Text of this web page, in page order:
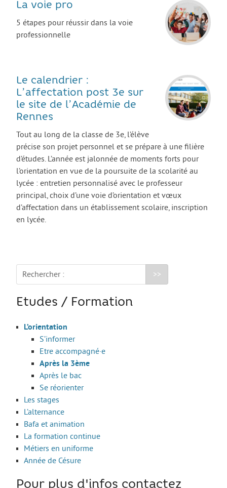
Qui peut m’accompagner ?
Les offres
Les stages
L’alternance
Bafa et animation
La formation continue
Métiers en uniforme
Année de Césure
INTERNATIONAL
Préparer son départ
Volontariat
Bénévolat
Séjours linguistiques / interculturels
Move from Brest
Mineur·es
Année de césure
LOGEMENT
Organiser la recherche d’un logement
Chercher un logement
Qui peut m’informer et m’accompagner ?
Les aides au logement
Annonces logement
La voie pro
5 étapes pour réussir dans la voie
professionnelle
Le calendrier :
L’affectation post 3e sur
le site de l’Académie de
Rennes
Tout au long de la classe de 3e, l’élève
précise son projet personnel et se prépare à une filière
d’études. L’année est jalonnée de moments forts pour
l’orientation en vue de la poursuite de la scolarité au
lycée : entretien personnalisé avec le professeur
principal, choix d’une voie d’orientation et vœux
d’affectation dans un établissement scolaire, inscription
en lycée.
Rechercher :
Etudes / Formation
L’orientation
S’informer
Etre accompagné·e
Après la 3ème
Après le bac
Se réorienter
Les stages
L’alternance
Bafa et animation
La formation continue
Métiers en uniforme
Année de Césure
Pour plus d'infos contactez